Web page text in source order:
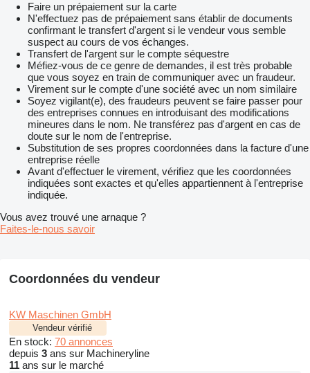
Faire un prépaiement sur la carte
N'effectuez pas de prépaiement sans établir de documents
confirmant le transfert d'argent si le vendeur vous semble
suspect au cours de vos échanges.
Transfert de l'argent sur le compte séquestre
Méfiez-vous de ce genre de demandes, il est très probable
que vous soyez en train de communiquer avec un fraudeur.
Virement sur le compte d'une société avec un nom similaire
Soyez vigilant(e), des fraudeurs peuvent se faire passer pour
des entreprises connues en introduisant des modifications
mineures dans le nom. Ne transférez pas d'argent en cas de
doute sur le nom de l'entreprise.
Substitution de ses propres coordonnées dans la facture d'une
entreprise réelle
Avant d'effectuer le virement, vérifiez que les coordonnées
indiquées sont exactes et qu'elles appartiennent à l'entreprise
indiquée.
Vous avez trouvé une arnaque ?
Faites-le-nous savoir
Coordonnées du vendeur
KW Maschinen GmbH
Vendeur vérifié
En stock: 70 annonces
depuis 3 ans sur Machineryline
11 ans sur le marché